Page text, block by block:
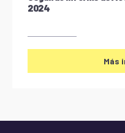
2024
Más